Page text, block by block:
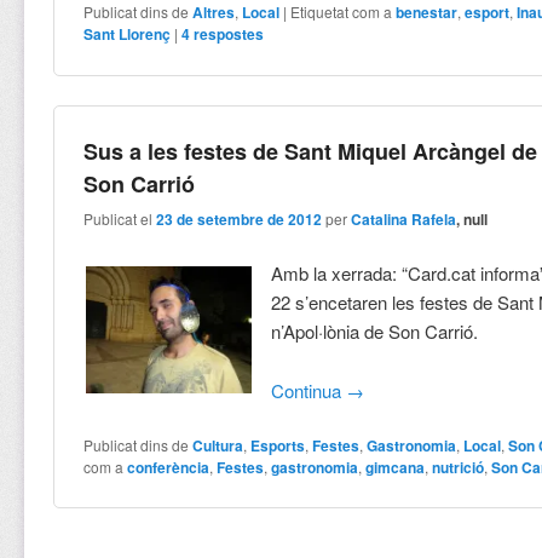
Publicat dins de Altres, Local | Etiquetat com a benestar,esport,
Sant Llorenç |4respostes
Sus a les festes de Sant Miquel Arcàngel de
Son Carrió
Publicat el23 de setembre de 2012 perCatalina Rafela, null
Amb la xerrada: “Card.cat
22 s’encetaren les festes de Sant
n’Apol·lònia de Son Carrió.
Continua →
Publicat dins de Cultura, Esports,Festes,Gastronomia, Local,Son
com a conferència,Festes,gastronomia,gimcana,nutrició,Son